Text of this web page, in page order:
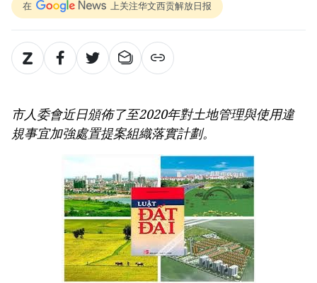
在 上关注华文西贡解放日报
市人委會近日頒佈了至2020年對土地管理與使用違
規事宜加強處置提案組織落實計劃。